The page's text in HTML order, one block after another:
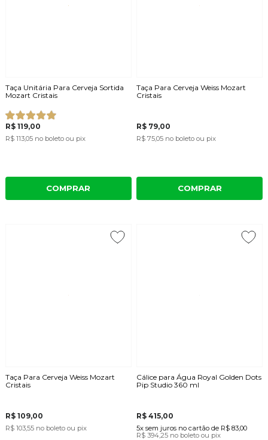
Taça Unitária Para Cerveja Sortida
Mozart Cristais
R$ 119,00
R$ 113,05 no boleto ou pix
COMPRAR
Taça Para Cerveja Weiss Mozart
Cristais
R$ 79,00
R$ 75,05 no boleto ou pix
COMPRAR
Taça Para Cerveja Weiss Mozart
Cristais
R$ 109,00
R$ 103,55 no boleto ou pix
Cálice para Água Royal Golden Dots
Pip Studio 360 ml
R$ 415,00
5x sem juros no cartão de R$ 83,00
R$ 394,25 no boleto ou pix